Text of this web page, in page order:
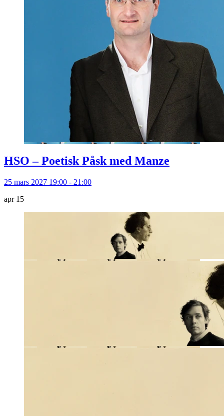
HSO – Poetisk Påsk med Manze
25 mars 2027 19:00 - 21:00
apr 15